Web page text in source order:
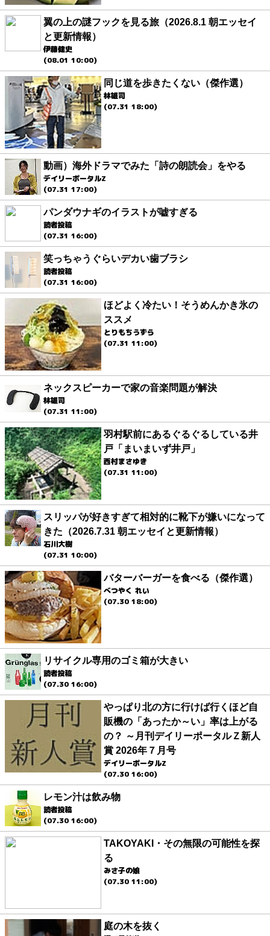
翼の上の謎フックを見る旅（2026.8.1 朝エッセイ
と更新情報）
伊藤健史
(08.01 10:00)
同じ道を歩きたくない（傑作選）
林雄司
(07.31 18:00)
動画）海外ドラマでみた「詩の朗読会」をやる
デイリーポータルZ
(07.31 17:00)
パンダウナギのイラストが嘘すぎる
読者投稿
(07.31 16:00)
笑っちゃうぐらいデカい歯ブラシ
読者投稿
(07.31 16:00)
ほどよく冷たい！そうめんかき氷の
ススメ
とりもちうずら
(07.31 11:00)
ネックスピーカーで家の音楽問題が解決
林雄司
(07.31 11:00)
羽村駅前にあるぐるぐるしている井
戸「まいまいず井戸」
西村まさゆき
(07.31 11:00)
スリッパが好きすぎて相対的に靴下が嫌いになって
きた（2026.7.31 朝エッセイと更新情報）
石川大樹
(07.31 10:00)
バターバーガーを食べる（傑作選）
べつやく れい
(07.30 18:00)
リサイクル専用のゴミ箱が大きい
読者投稿
(07.30 16:00)
やっぱり北の方に行けば行くほど自
販機の「あったか～い」率は上がる
の？ ～月刊デイリーポータルＺ新人
賞 2026年７月号
デイリーポータルZ
(07.30 16:00)
レモン汁は飲み物
読者投稿
(07.30 16:00)
TAKOYAKI・その無限の可能性を探
る
みさ子の娘
(07.30 11:00)
庭の木を抜く